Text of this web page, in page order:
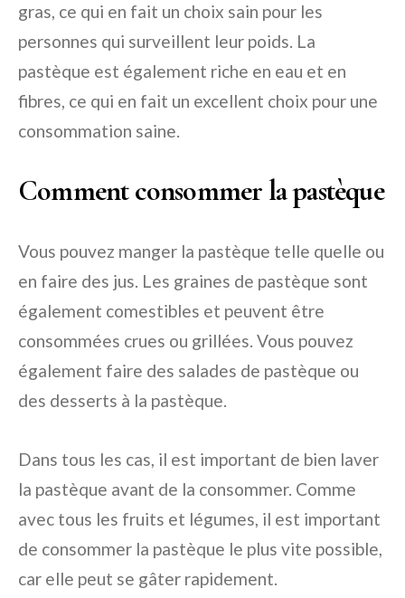
gras, ce qui en fait un choix sain pour les
personnes qui surveillent leur poids. La
pastèque est également riche en eau et en
fibres, ce qui en fait un excellent choix pour une
consommation saine.
Comment consommer la pastèque
Vous pouvez manger la pastèque telle quelle ou
en faire des jus. Les graines de pastèque sont
également comestibles et peuvent être
consommées crues ou grillées. Vous pouvez
également faire des salades de pastèque ou
des desserts à la pastèque.
Dans tous les cas, il est important de bien laver
la pastèque avant de la consommer. Comme
avec tous les fruits et légumes, il est important
de consommer la pastèque le plus vite possible,
car elle peut se gâter rapidement.